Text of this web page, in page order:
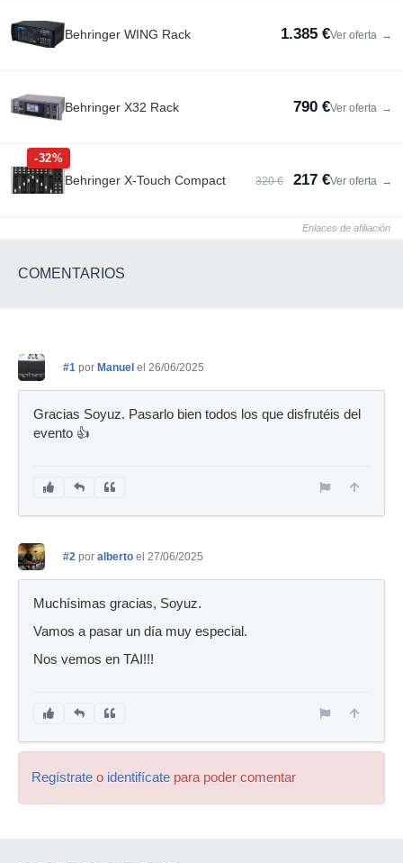
Behringer WING Rack 1.385 €Ver oferta →
Behringer X32 Rack 790 €Ver oferta →
-32%
Behringer X-Touch Compact 320 € 217 €Ver oferta →
Enlaces de afiliación
COMENTARIOS
#1 por Manuel el 26/06/2025
Gracias Soyuz. Pasarlo bien todos los que disfrutéis del
evento 👍
#2 por alberto el 27/06/2025
Muchísimas gracias, Soyuz.
Vamos a pasar un día muy especial.
Nos vemos en TAI!!!
Regístrate o identifícate para poder comentar